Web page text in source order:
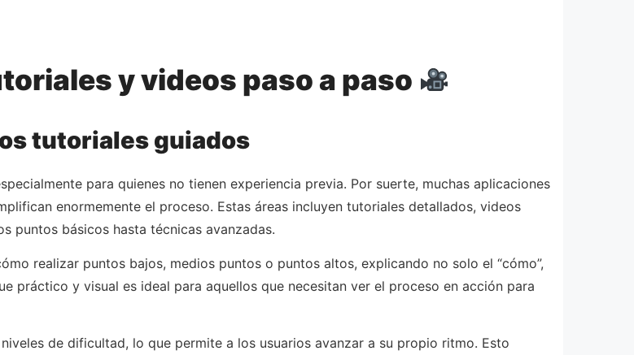
y videos paso a paso
tutoriales guiados
para quienes no tienen experiencia previa. Por suerte, muchas aplicaciones
enormemente el proceso. Estas áreas incluyen tutoriales detallados, videos
puntos básicos hasta técnicas avanzadas.
realizar puntos bajos, medios puntos o puntos altos, explicando no solo el “cómo”,
práctico y visual es ideal para aquellos que necesitan ver el proceso en acción para
de dificultad, lo que permite a los usuarios avanzar a su propio ritmo. Esto